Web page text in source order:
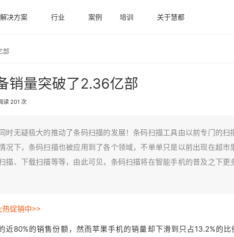
解决方案 行业 案例 培训 关于慧都
部
销量突破了2.36亿部
读 201 次
时无疑极大的推动了条码扫描的发展！条码扫描工具由以前专门的扫
况下，条码扫描也被应用到了各个领域，不单单只是以前出现在超市
描、下载扫描等等，由此可见，条码扫描将在智能手机的普及之下更
热促销中>>
80%的销售份额，然而苹果手机的销量却下滑到只占13.2%的比